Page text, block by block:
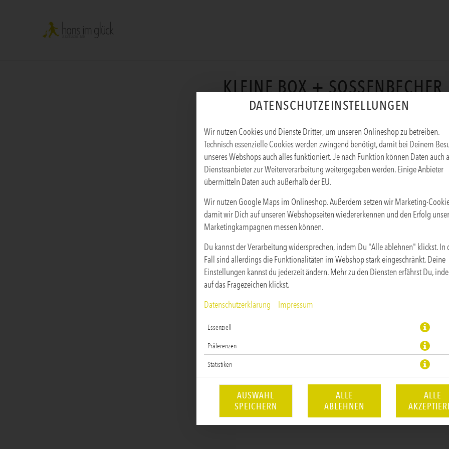
DATENSCHUTZEINSTELLUNGEN
Wir nutzen Cookies und Dienste Dritter, um unseren Onlineshop zu betreiben.
Technisch essenzielle Cookies werden zwingend benötigt, damit bei Deinem
unseres Webshops auch alles funktioniert. Je nach Funktion können Daten auch
Diensteanbieter zur Weiterverarbeitung weitergegeben werden. Einige Anbieter
übermitteln Daten auch außerhalb der EU.
Wir nutzen Google Maps im Onlineshop. Außerdem setzen wir Marketing-
damit wir Dich auf unseren Webshopseiten wiedererkennen und den Erfolg
Marketingkampagnen messen können.
Du kannst der Verarbeitung widersprechen, indem Du "Alle ablehnen" klickst. In
Fall sind allerdings die Funktionalitäten im Webshop stark eingeschränkt. Deine
Einstellungen kannst du jederzeit ändern. Mehr zu den Diensten erfährst Du,
auf das Fragezeichen klickst.
Datenschutzerklärung
Impressum
Essenziell
Präferenzen
Statistiken
AUSWAHL
SPEICHERN
ALLE
ABLEHNEN
ALLE
KLEINE BOX + SOSSENBECHER
Produktinfos